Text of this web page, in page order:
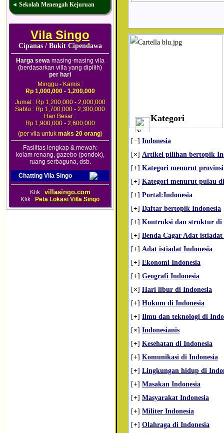
◄ Sekolah Menengah Kejuruan
Vila Singo
Cipanas / Bukit Cipendawa
Harga sewamasing-masing vila
(berdasarkan villa yang dipilih)
per hari
Minggu - Kamis :
Rp 1,000,000 - 1,200,000
Jumat : Rp 1,200,000 - 2,000,000
Sabtu : Rp 1,700,000 - 2,300,000
Hari Besar :
Rp 1,900,000 - 2,600,000
(per vila untuk maks 20 orang)
Fasilitas lengkap & mewah:
kolam renang, gazebo (pondok),
ruang serbaguna, dsb.
Chatting Vila Singo
Klik : villasingo.com
Klik : Peta Lokasi Villa Singo
Kategori
[−] Indonesia
[×] Artikel pilihan bertopik
[+] Kategori menurut
[+] Kategori menurut pulau
[+] Portal:Indonesia
[+] Daftar bertopik Indonesia
[+] Kontruksi dan struktur di
[+] Benda Cagar Adat
[+] Adat istiadat Indonesia
[+] Ekonomi Indonesia
[+] Geografi Indonesia
[×] Hari libur di Indonesia
[+] Hukum di Indonesia
[+] Ilmu dan teknologi di
[×] Indonesianis
[+] Kesehatan di Indonesia
[+] Komunikasi di Indonesia
[+] Lingkungan hidup di
[+] Masakan Indonesia
[+] Masyarakat Indonesia
[+] Militer Indonesia
[+] Olahraga di Indonesia